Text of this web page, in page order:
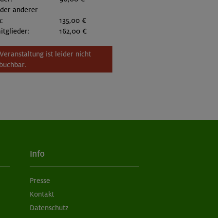
anderer
135,00 €
162,00 €
ist leider nicht
Info
Presse
Kontakt
Datenschutz